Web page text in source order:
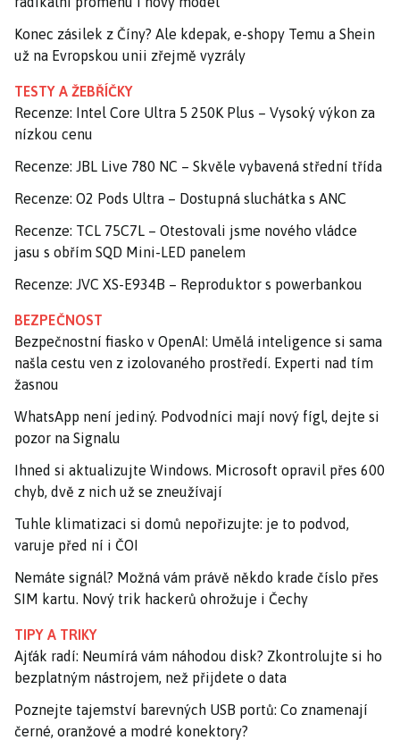
Konec zásilek z Číny? Ale kdepak, e-shopy Temu a Shein
už na Evropskou unii zřejmě vyzrály
TESTY A ŽEBŘÍČKY
Recenze: Intel Core Ultra 5 250K Plus – Vysoký výkon za
nízkou cenu
Recenze: JBL Live 780 NC – Skvěle vybavená střední třída
Recenze: O2 Pods Ultra – Dostupná sluchátka s ANC
Recenze: TCL 75C7L – Otestovali jsme nového vládce
jasu s obřím SQD Mini-LED panelem
Recenze: JVC XS-E934B – Reproduktor s powerbankou
BEZPEČNOST
Bezpečnostní fiasko v OpenAI: Umělá inteligence si sama
našla cestu ven z izolovaného prostředí. Experti nad tím
žasnou
WhatsApp není jediný. Podvodníci mají nový fígl, dejte si
pozor na Signalu
Ihned si aktualizujte Windows. Microsoft opravil přes 600
chyb, dvě z nich už se zneužívají
Tuhle klimatizaci si domů nepořizujte: je to podvod,
varuje před ní i ČOI
Nemáte signál? Možná vám právě někdo krade číslo přes
SIM kartu. Nový trik hackerů ohrožuje i Čechy
TIPY A TRIKY
Ajťák radí: Neumírá vám náhodou disk? Zkontrolujte si ho
bezplatným nástrojem, než přijdete o data
Poznejte tajemství barevných USB portů: Co znamenají
černé, oranžové a modré konektory?